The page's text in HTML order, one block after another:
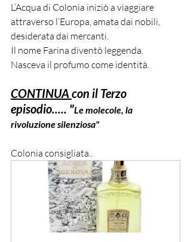
L’Acqua di Colonia iniziò a viaggiare
attraverso l’Europa, amata dai nobili,
desiderata dai mercanti.
Il nome Farina diventò leggenda.
Nasceva il profumo come identità.
CONTINUA con il Terzo
episodio..... "Le molecole, la
rivoluzione silenziosa"
Colonia consigliata..